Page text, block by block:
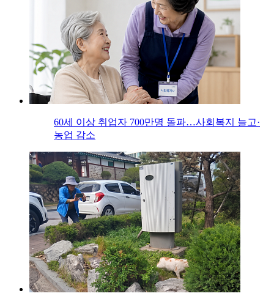
60세 이상 취업자 700만명 돌파…사회복지 늘고·
농업 감소